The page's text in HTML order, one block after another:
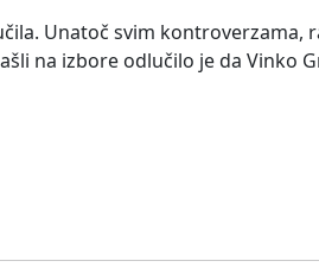
Unatoč svim kontroverzama,
na izbore odlučilo je da Vinko